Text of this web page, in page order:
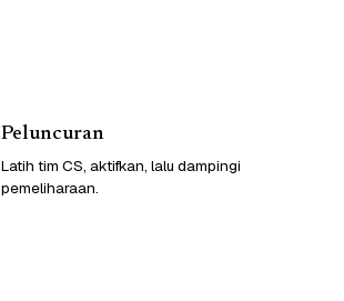
Peluncuran
Latih tim CS, aktifkan, lalu dampingi
pemeliharaan.